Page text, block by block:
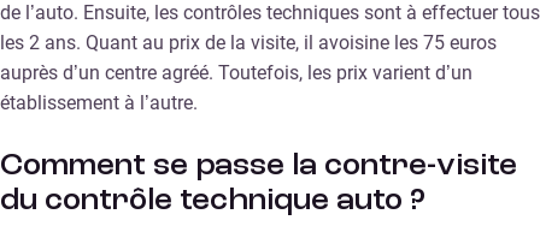
de l’auto. Ensuite, les contrôles techniques sont à effectuer tous
les 2 ans. Quant au prix de la visite, il avoisine les 75 euros
auprès d’un centre agréé. Toutefois, les prix varient d’un
établissement à l’autre.
Comment se passe la contre-visite
du contrôle technique auto ?